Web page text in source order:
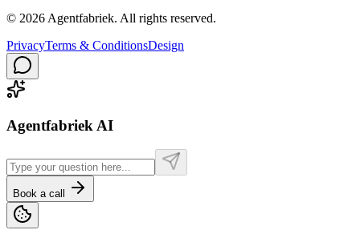
© 2026 Agentfabriek. All rights reserved.
PrivacyTerms & ConditionsDesign
Agentfabriek AI
Book a call